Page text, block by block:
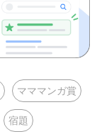
マママンガ賞
宿題